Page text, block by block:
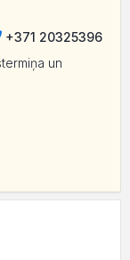
+371 20325396
un